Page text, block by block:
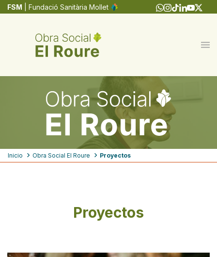
Pasar
FSM | Fundació Sanitària Mollet
Ruta
Inicio Obra Social El Roure Proyectos
Proyectos